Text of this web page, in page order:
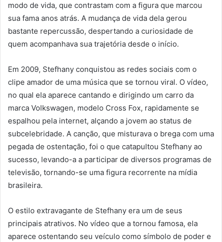
modo de vida, que contrastam com a figura que marcou
sua fama anos atrás. A mudança de vida dela gerou
bastante repercussão, despertando a curiosidade de
quem acompanhava sua trajetória desde o início.
Em 2009, Stefhany conquistou as redes sociais com o
clipe amador de uma música que se tornou viral. O vídeo,
no qual ela aparece cantando e dirigindo um carro da
marca Volkswagen, modelo Cross Fox, rapidamente se
espalhou pela internet, alçando a jovem ao status de
subcelebridade. A canção, que misturava o brega com uma
pegada de ostentação, foi o que catapultou Stefhany ao
sucesso, levando-a a participar de diversos programas de
televisão, tornando-se uma figura recorrente na mídia
brasileira.
O estilo extravagante de Stefhany era um de seus
principais atrativos. No vídeo que a tornou famosa, ela
aparece ostentando seu veículo como símbolo de poder e